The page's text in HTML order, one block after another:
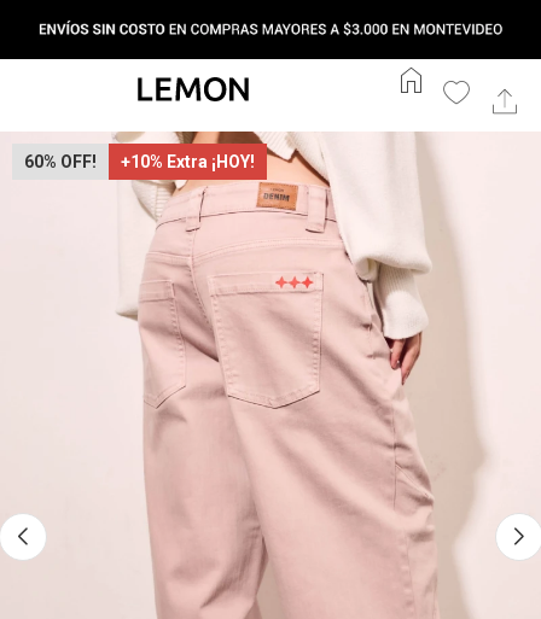
home
60 +10% Extra ¡HOY!